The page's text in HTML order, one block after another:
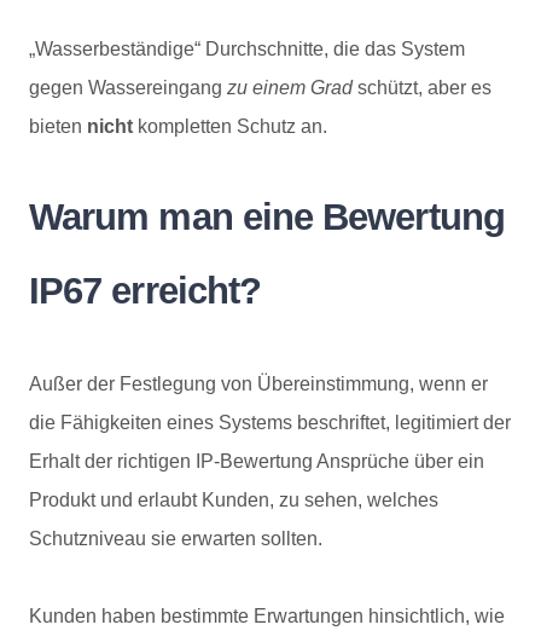
„Wasserbeständige“ Durchschnitte, die das System
gegen Wassereingang zu einem Grad schützt, aber es
bieten nicht kompletten Schutz an.
Warum man eine Bewertung
IP67 erreicht?
Außer der Festlegung von Übereinstimmung, wenn er
die Fähigkeiten eines Systems beschriftet, legitimiert der
Erhalt der richtigen IP-Bewertung Ansprüche über ein
Produkt und erlaubt Kunden, zu sehen, welches
Schutzniveau sie erwarten sollten.
Kunden haben bestimmte Erwartungen hinsichtlich, wie